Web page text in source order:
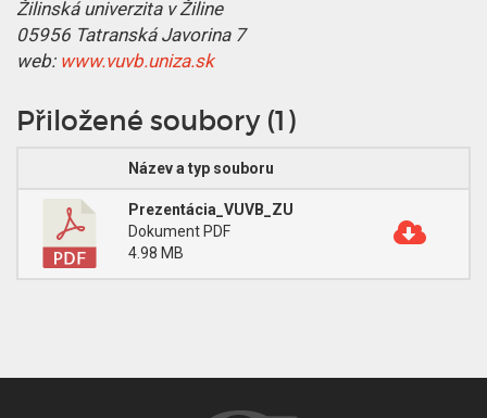
u
Žilinská univerzita v Žiline
05956 Tatranská Javorina 7
web: www.vuvb.uniza.sk
Přiložené soubory (1)
Název a typ souboru
Prezentácia_VUVB_ZU
Dokument PDF
4.98 MB